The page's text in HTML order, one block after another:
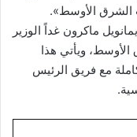
الشرق الأوسط».
ماكرون غداً الوزير
الأوسط، ويأتي هذا
مع فريق الرئيس